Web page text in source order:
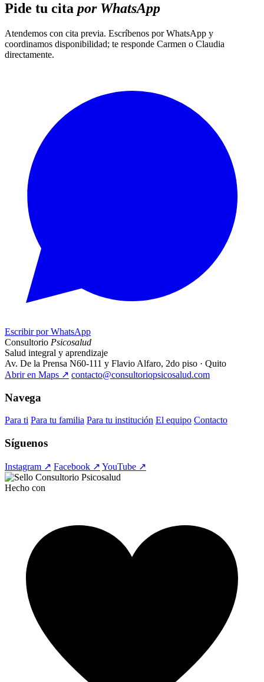
Pide tu cita por WhatsApp
Atendemos con cita previa. Escríbenos por WhatsApp y
coordinamos disponibilidad; te responde Carmen o Claudia
directamente.
Escribir por WhatsApp
Consultorio Psicosalud
Salud integral y aprendizaje
Av. De la Prensa N60-111 y Flavio Alfaro, 2do piso · Quito
Abrir en Maps ↗ contacto@consultoriopsicosalud.com
Navega
Para ti Para tu familia Para tu institución El equipo Contacto
Síguenos
Instagram ↗ Facebook ↗ YouTube ↗
Hecho con